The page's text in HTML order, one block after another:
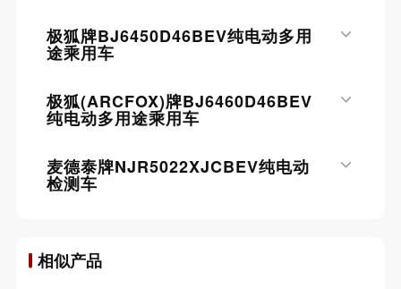
极狐牌BJ6450D46BEV纯电动多用
途乘用车
极狐(ARCFOX)牌BJ6460D46BEV
纯电动多用途乘用车
麦德泰牌NJR5022XJCBEV纯电动
检测车
相似产品